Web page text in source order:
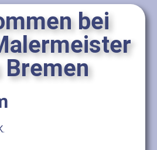
bei
Bremen